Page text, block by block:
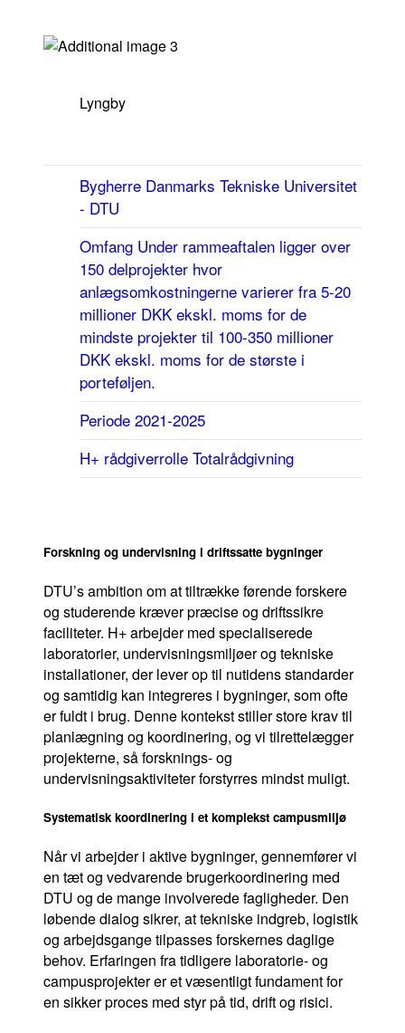
Lyngby
Bygherre Danmarks Tekniske Universitet
- DTU
Omfang Under rammeaftalen ligger over
150 delprojekter hvor
anlægsomkostningerne varierer fra 5-20
millioner DKK ekskl. moms for de
mindste projekter til 100-350 millioner
DKK ekskl. moms for de største i
porteføljen.
Periode 2021-2025
H+ rådgiverrolle Totalrådgivning
Forskning og undervisning i driftssatte bygninger
DTU’s ambition om at tiltrække førende forskere
og studerende kræver præcise og driftssikre
faciliteter. H+ arbejder med specialiserede
laboratorier, undervisningsmiljøer og tekniske
installationer, der lever op til nutidens standarder
og samtidig kan integreres i bygninger, som ofte
er fuldt i brug. Denne kontekst stiller store krav til
planlægning og koordinering, og vi tilrettelægger
projekterne, så forsknings- og
undervisningsaktiviteter forstyrres mindst muligt.
Systematisk koordinering i et komplekst campusmiljø
Når vi arbejder i aktive bygninger, gennemfører vi
en tæt og vedvarende brugerkoordinering med
DTU og de mange involverede fagligheder. Den
løbende dialog sikrer, at tekniske indgreb, logistik
og arbejdsgange tilpasses forskernes daglige
behov. Erfaringen fra tidligere laboratorie- og
campusprojekter er et væsentligt fundament for
en sikker proces med styr på tid, drift og risici.
Om os
Referencer
Karriere
Medarbejdere
Bæredygtighed